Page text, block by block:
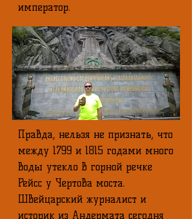
император.
Правда, нельзя не признать, что
между 1799 и 1815 годами много
воды утекло в горной речке
Рейсс у Чертова моста.
Швейцарский журналист и
историк из Андермата сегодня